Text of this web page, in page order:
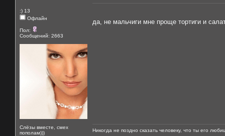
:) 13
Офлайн
Пол:
Сообщений: 2663
Слёзы вместе, смех
пополам)))
да, не мальчиги мне проще тортиги и
Никогда не поздно сказать человеку, что ты его